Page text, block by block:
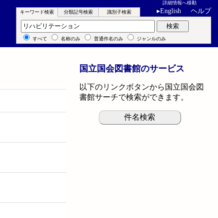
詳細情報へ移動
▸English ヘルプ
キーワード検索 分類記号検索 識別子検索
キーワード検索 検索
すべて 名称のみ 普通件名のみ ジャンルのみ
国立国会図書館のサービス
以下のリンクボタンから国立国会図
書館サーチで検索ができます。
件名検索